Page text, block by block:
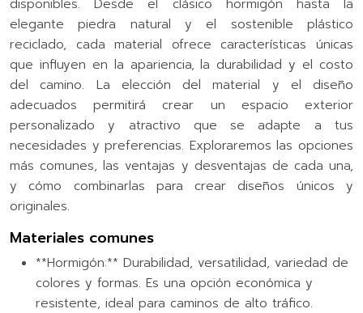
disponibles. Desde el clásico hormigón hasta la
elegante piedra natural y el sostenible plástico
reciclado, cada material ofrece características únicas
que influyen en la apariencia, la durabilidad y el costo
del camino. La elección del material y el diseño
adecuados permitirá crear un espacio exterior
personalizado y atractivo que se adapte a tus
necesidades y preferencias. Exploraremos las opciones
más comunes, las ventajas y desventajas de cada una,
y cómo combinarlas para crear diseños únicos y
originales.
Materiales comunes
**Hormigón:** Durabilidad, versatilidad, variedad de
colores y formas. Es una opción económica y
resistente, ideal para caminos de alto tráfico.